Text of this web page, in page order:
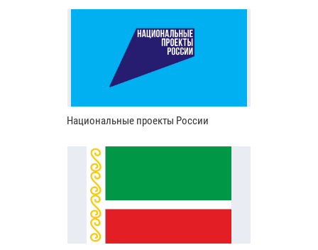
Национальные проекты России